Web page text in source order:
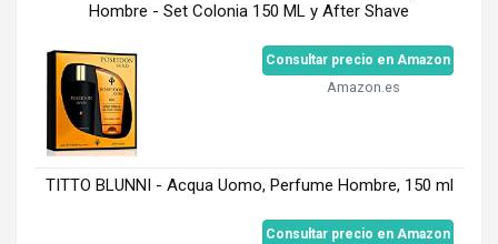
Hombre - Set Colonia 150 ML y After Shave
Consultar precio en Amazon
Amazon.es
TITTO BLUNNI - Acqua Uomo, Perfume Hombre, 150 ml
Consultar precio en Amazon